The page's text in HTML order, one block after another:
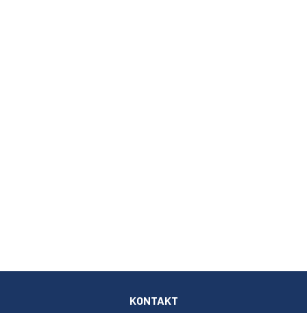
KONTAKT